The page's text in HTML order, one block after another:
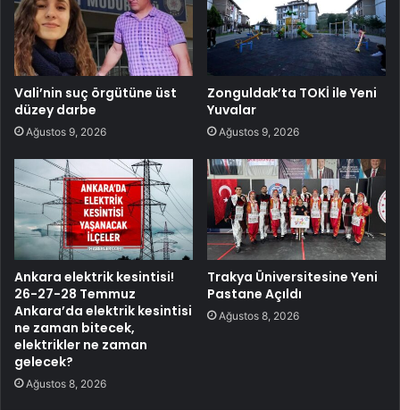
Vali’nin suç örgütüne üst
düzey darbe
Ağustos 9, 2026
Zonguldak’ta TOKİ ile Yeni
Yuvalar
Ağustos 9, 2026
Ankara elektrik kesintisi!
26-27-28 Temmuz
Ankara’da elektrik kesintisi
ne zaman bitecek,
elektrikler ne zaman
gelecek?
Ağustos 8, 2026
Trakya Üniversitesine Yeni
Pastane Açıldı
Ağustos 8, 2026